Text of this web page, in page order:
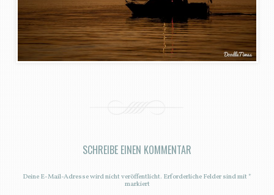
SCHREIBE EINEN KOMMENTAR
Deine E-Mail-Adresse wird nicht veröffentlicht. Erforderliche Felder sind mit*
markiert